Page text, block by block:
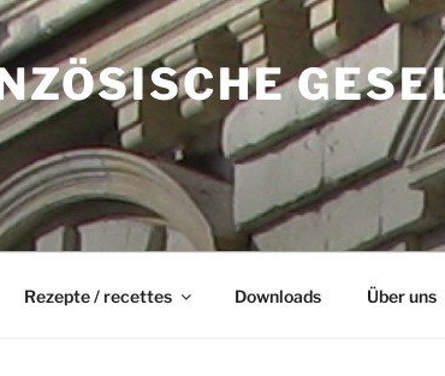
Rezepte / recettes Downloads Über uns